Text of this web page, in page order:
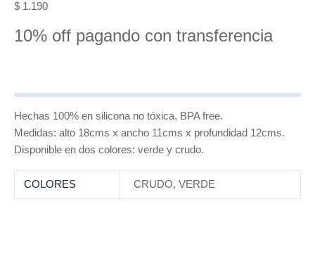
$ 1.190
10% off pagando con transferencia
Hechas 100% en silicona no tóxica, BPA free.
Medidas: alto 18cms x ancho 11cms x profundidad 12cms.
Disponible en dos colores: verde y crudo.
COLORES CRUDO, VERDE